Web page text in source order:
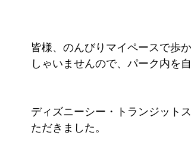
皆様、のんびりマイペースで歩
しゃいませんので、パーク内を
ディズニーシー・トランジット
ただきました。